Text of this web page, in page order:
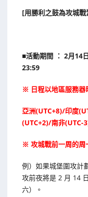
[用勝利之鼓為攻城
■活動期間 ： 2月14
23:59
※ 日程以地區服務器
亞洲(UTC+8)/印度
(UTC+2)/南非(UTC-
※ 攻城戰前一周的周
例）如果城堡圍攻計
攻前夜將是 2 月 14
六）。